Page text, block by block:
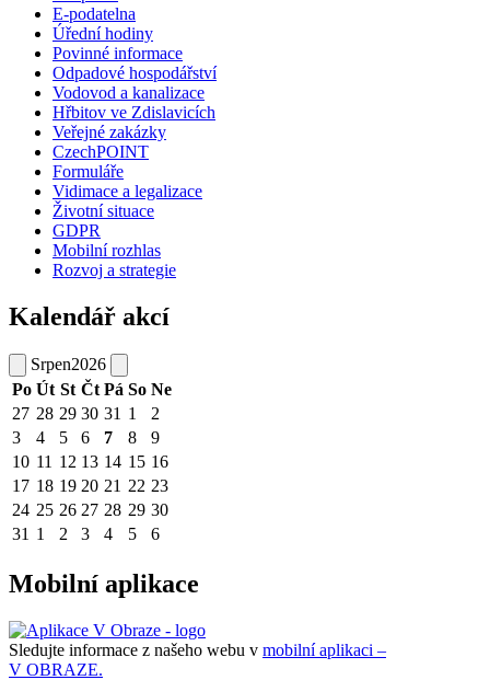
E-podatelna
Úřední hodiny
Povinné informace
Odpadové hospodářství
Vodovod a kanalizace
Hřbitov ve Zdislavicích
Veřejné zakázky
CzechPOINT
Formuláře
Vidimace a legalizace
Životní situace
GDPR
Mobilní rozhlas
Rozvoj a strategie
Kalendář akcí
Srpen2026
Po Út St Čt Pá So Ne
27 28 29 30 31 1
2
3
4 5 6 7 8
9
10 11 12 13 14 15 16
17 18 19 20 21 22 23
24 25 26 27 28 29 30
31 1 2 3 4 5 6
Mobilní aplikace
Sledujte informace z našeho webu v mobilní aplikaci –
V OBRAZE.